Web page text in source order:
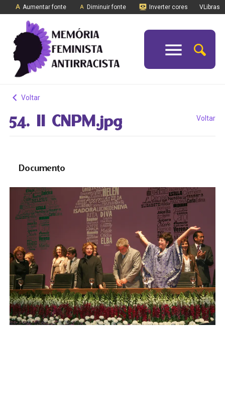
Aumentar fonte Diminuir fonte Inverter cores VLibras
Voltar
54. II CNPM.jpg Voltar
Documento